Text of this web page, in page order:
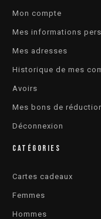
Mon compte
Mes informations
Mes adresses
Historique de mes
Avoirs
Mes bons de
Déconnexion
CATÉGORIES
Cartes cadeaux
Femmes
Hommes